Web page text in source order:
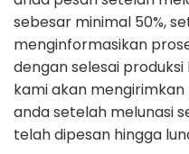
sebesar minimal 50%,
menginformasikan
dengan selesai produksi
kami akan
anda setelah melunasi
telah dipesan hingga